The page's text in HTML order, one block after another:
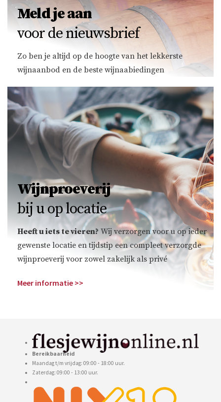
Meld je aan
voor de nieuwsbrief
Zo ben je altijd op de hoogte van het lekkerste
wijnaanbod en de beste wijnaabiedingen
Wijnproeverij
bij u op locatie
Heeft u iets te vieren? Wij verzorgen voor u op ieder
gewenste locatie en tijdstip een compleet verzorgde
wijnproeverij voor zowel zakelijk als privé
Meer informatie >>
Bereikbaarheid
Maandag t/m vrijdag: 09:00 - 18:00 uur.
Zaterdag: 09:00 - 13:00 uur.